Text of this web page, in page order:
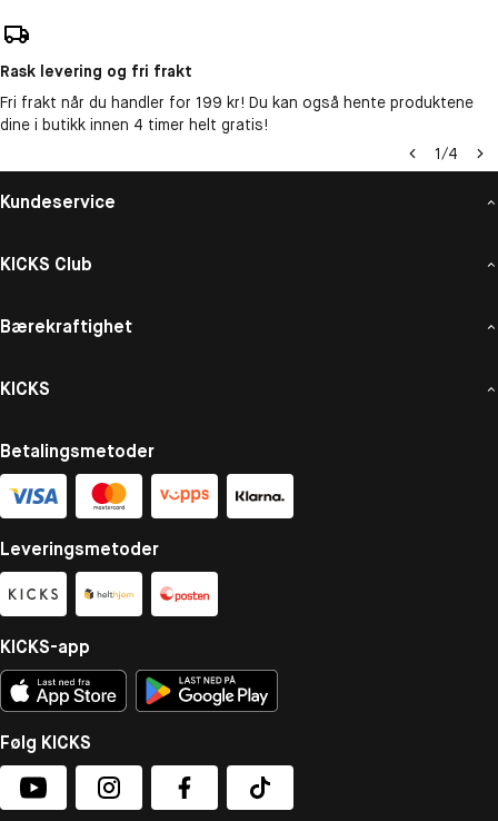
Rask levering og fri frakt
Fri frakt når du handler for 199 kr! Du kan også hente produktene
dine i butikk innen 4 timer helt gratis!
1/4
Kundeservice
KICKS Club
Bærekraftighet
KICKS
Betalingsmetoder
Leveringsmetoder
KICKS-app
Følg KICKS